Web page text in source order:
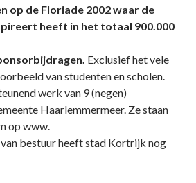
op de Floriade 2002 waar de
heeft in het totaal 900.000
Exclusief het vele
van studenten en scholen.
werk van 9 (negen)
Haarlemmermeer. Ze staan
op www.
bestuur heeft stad Kortrijk nog